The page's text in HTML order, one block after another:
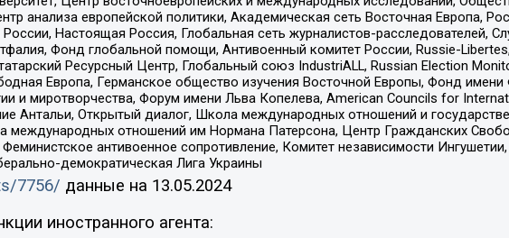
анализа европейской политики, Академическая сеть Восточная Европа,
Настоящая Россия, Глобальная сеть журналистов-расследователей,
Фонд глобальной помощи, Антивоенный комитет России, Russie-
Ресурсный Центр, Глобальный союз IndustriALL, Russian Election
Европа, Германское общество изучения Восточной Европы, Фонд имени
и миротворчества, Форум имени Льва Копелева, American Councils for
Антальи, Открытый диалог, Школа международных отношений и
международных отношений им Нормана Патерсона, Центр Гражданских
антивоенное сопротивление, Комитет независимости
демократическая Лига Украины
7756/ данные на 13.05.2024
иностранного агента: